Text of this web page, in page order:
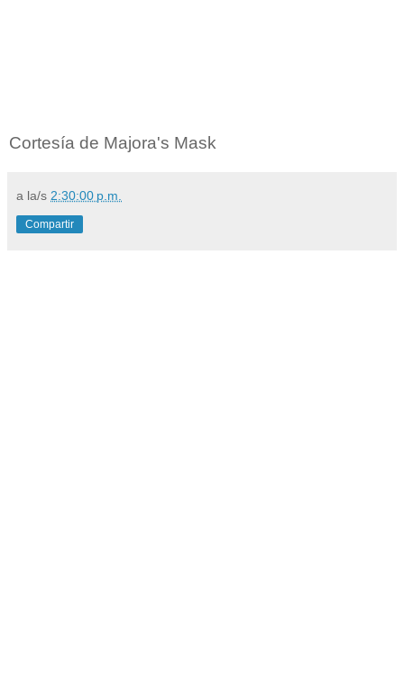
Cortesía de Majora's Mask
a la/s 2:30:00 p.m.
Compartir